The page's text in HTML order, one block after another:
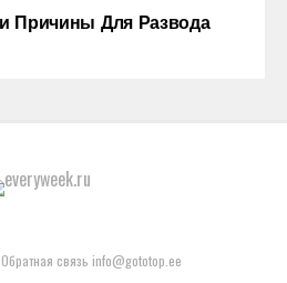
Причины Для Развода
связь info@gototop.ee